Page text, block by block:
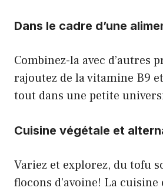
Dans le cadre d’une
Combinez-la avec d’autres
rajoutez de la vitamine B9
tout dans une petite
Cuisine végétale et
Variez et explorez, du tofu
flocons d’avoine! La